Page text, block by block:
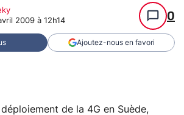
2009 à 12h14 0
Ajoutez-nous en favori
de la 4G en Suède,